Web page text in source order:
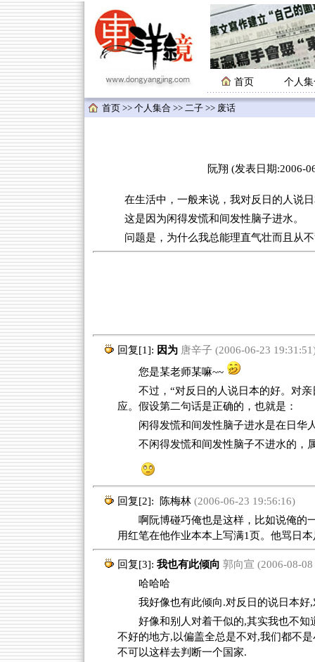
首页 个人
首页 >> 个人集合 >> 二子 >> 废话
阮翔 (发表日期:2006-
在生活中，一般来说，我对反日的人说日
这是因为闲得发慌和间发性脑子进水。
问题是，为什么我总能理直气壮而且从
回复[1]: 因为 唐辛子 (2006-06-23
您是某老师某嘛~~
不过，“对反日的人说日本的好。对
应。假设第二句话是正确的，也就是：
闲得发慌和间发性脑子进水是在日华
不闲得发慌和间发性脑子不进水的，
回复[2]: 陈梅林(2006-06-23 19:56:16)
啊阮博碰巧俺也是这样，比如说俺的一
用红笔在他作业本本上写满1页。他骂日
回复[3]: 我也有此倾向 郭向宣 (2006-08-08
哈哈哈
我好像也有此倾向.对反日的说日本好
好像和别人对着干似的,其实我也不
不好的地方,以偏盖全总是不对,我们都不
不可以这样去判断一个国家.